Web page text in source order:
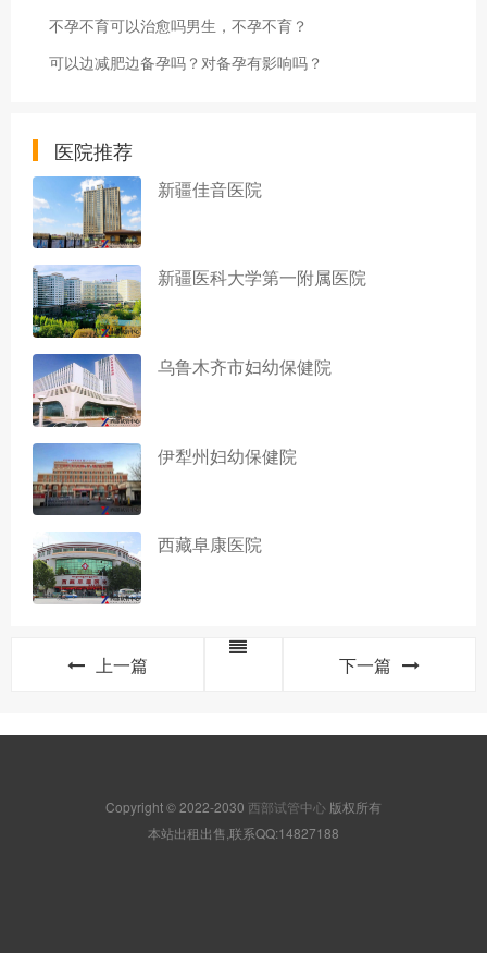
不孕不育可以治愈吗男生，不孕不育？
可以边减肥边备孕吗？对备孕有影响吗？
医院推荐
新疆佳音医院
新疆医科大学第一附属医院
乌鲁木齐市妇幼保健院
伊犁州妇幼保健院
西藏阜康医院
上一篇 下一篇
Copyright © 2022-2030 西部试管中心 版权所有
本站出租出售,联系QQ:14827188